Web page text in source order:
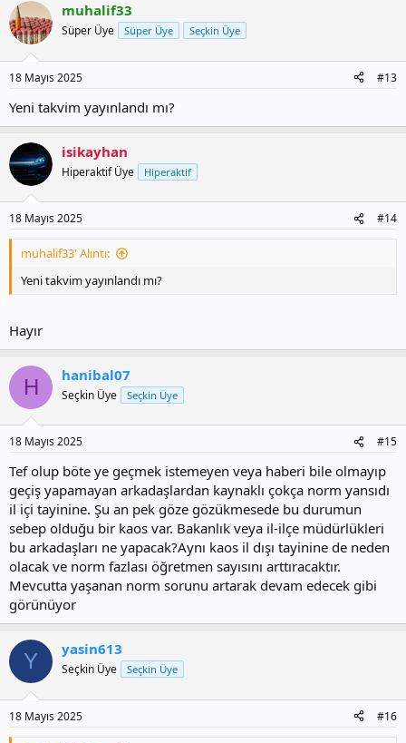
k
i
l
:
muhalif33
Süper Üye Süper Üye Seçkin Üye
18 Mayıs 2025 #13
Yeni takvim yayınlandı mı?
isikayhan
Hiperaktif Üye Hiperaktif
18 Mayıs 2025 #14
muhalif33' Alıntı:
Yeni takvim yayınlandı mı?
Hayır
H hanibal07
Seçkin Üye Seçkin Üye
18 Mayıs 2025 #15
Tef olup böte ye geçmek istemeyen veya haberi bile olmayıp
geçiş yapamayan arkadaşlardan kaynaklı çokça norm yansıdı
il içi tayinine. Şu an pek göze gözükmesede bu durumun
sebep olduğu bir kaos var. Bakanlık veya il-ilçe müdürlükleri
bu arkadaşları ne yapacak?Aynı kaos il dışı tayinine de neden
olacak ve norm fazlası öğretmen sayısını arttıracaktır.
Mevcutta yaşanan norm sorunu artarak devam edecek gibi
görünüyor
Y yasin613
Seçkin Üye Seçkin Üye
18 Mayıs 2025 #16